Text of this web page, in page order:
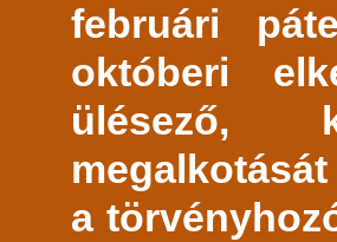
februári
októberi
ülésező,
a